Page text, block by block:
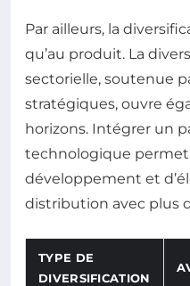
Par ailleurs, la
qu’au produit. La
sectorielle, soutenue
stratégiques, ouvre
horizons. Intégrer un
technologique permet
développement et
distribution avec plus
TYPE DE
DIVERSIFICATION